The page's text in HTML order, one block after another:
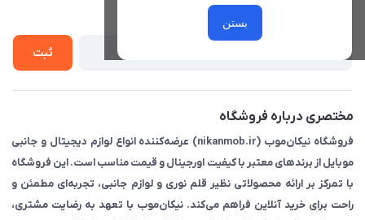
بستن
از جدید‌ترین تخفیف‌ها با‌ خبر شوید
ثبت
مختصری درباره فروشگاه
فروشگاه نیکان‌موب (nikanmob.ir) عرضه‌کننده انواع لوازم دیجیتال و جانبی
موبایل از برندهای معتبر با کیفیت اورجینال و قیمت مناسب است. این فروشگاه
با تمرکز بر ارائه محصولاتی نظیر قلم نوری و لوازم جانبی، تجربه‌ای مطمئن و
راحت برای خرید آنلاین فراهم می‌کند. نیکان‌موب با تعهد به رضایت مشتری،